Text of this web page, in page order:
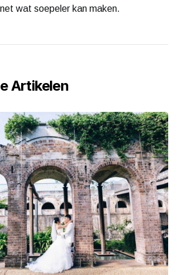
wat soepeler kan maken.
Artikelen